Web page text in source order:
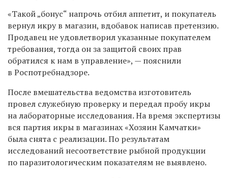
«Такой „бонус“ напрочь отбил аппетит, и покупатель
вернул икру в магазин, вдобавок написав претензию.
Продавец не удовлетворил указанные покупателем
требования, тогда он за защитой своих прав
обратился к нам в управление», — пояснили
в Роспотребнадзоре.
После вмешательства ведомства изготовитель
провел служебную проверку и передал пробу икры
на лабораторные исследования. На время экспертизы
вся партия икры в магазинах «Хозяин Камчатки»
была снята с реализации. По результатам
исследований несоответствие рыбной продукции
по паразитологическим показателям не выявлено.